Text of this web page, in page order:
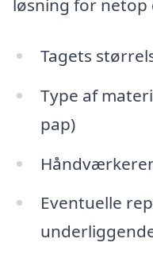
løsning for
Tagets
Type af
pap)
Eventuelle